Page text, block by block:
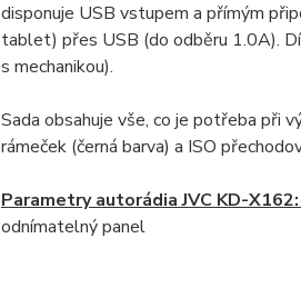
disponuje USB vstupem a přímým
tablet) přes USB (do odběru 1.0A).
s mechanikou).
Sada obsahuje vše, co je potřeba při
rámeček (černá barva) a ISO
Parametry autorádia JVC KD-X162:
odnímatelný panel